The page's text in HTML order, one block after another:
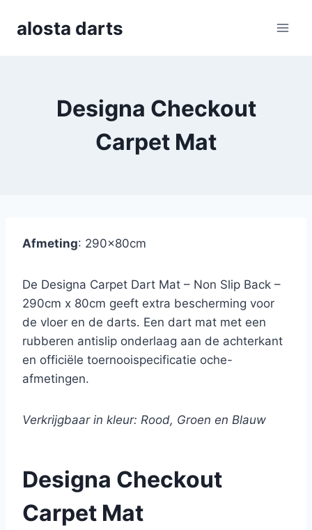
alosta darts
Designa Checkout
Carpet Mat
Afmeting: 290x80cm
De Designa Carpet Dart Mat – Non Slip Back –
290cm x 80cm geeft extra bescherming voor
de vloer en de darts. Een dart mat met een
rubberen antislip onderlaag aan de achterkant
en officiële toernooispecificatie oche-
afmetingen.
Verkrijgbaar in kleur: Rood, Groen en Blauw
Designa Checkout
Carpet Mat